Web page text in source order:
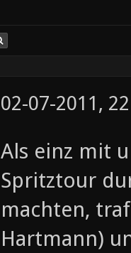
02-07-2011,
Als einz mit
Spritztour
machten,
Hartmann)